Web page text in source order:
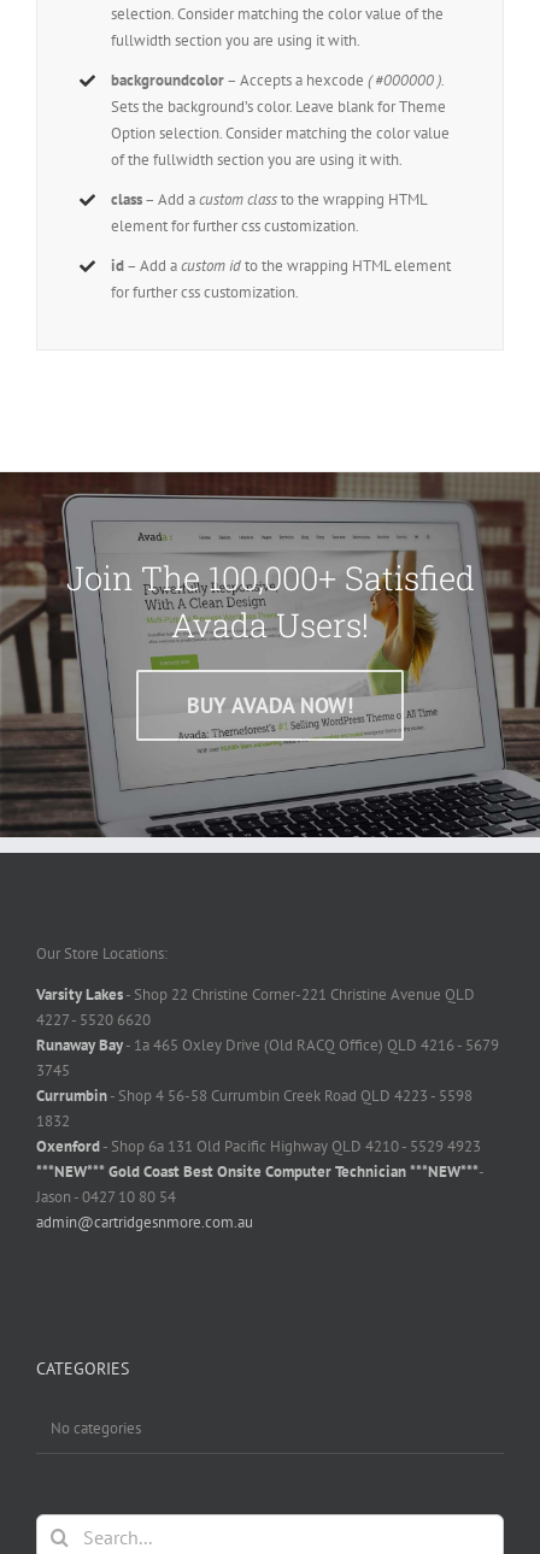
selection. Consider matching the color value of the
fullwidth section you are using it with.
backgroundcolor– Accepts a hexcode( #000000 ).
Sets the background’s color. Leave blank for Theme
Option selection. Consider matching the color value
of the fullwidth section you are using it with.
class– Add acustom classto the wrapping HTML
element for further css customization.
id– Add acustom idto the wrapping HTML element
for further css customization.
Join The 100,000+ Satisfied
Avada Users!
BUY AVADA NOW!
Our Store Locations:
Varsity Lakes- Shop 22 Christine Corner-221 Christine Avenue QLD
4227 - 5520 6620
Runaway Bay- 1a 465 Oxley Drive (Old RACQ Office) QLD 4216 - 5679
3745
Currumbin- Shop 4 56-58 Currumbin Creek Road QLD 4223 - 5598
1832
Oxenford- Shop 6a 131 Old Pacific Highway QLD 4210 - 5529 4923
***NEW*** Gold Coast Best Onsite Computer Technician ***NEW***-
Jason - 0427 10 80 54
admin@cartridgesnmore.com.au
CATEGORIES
No categories
Search